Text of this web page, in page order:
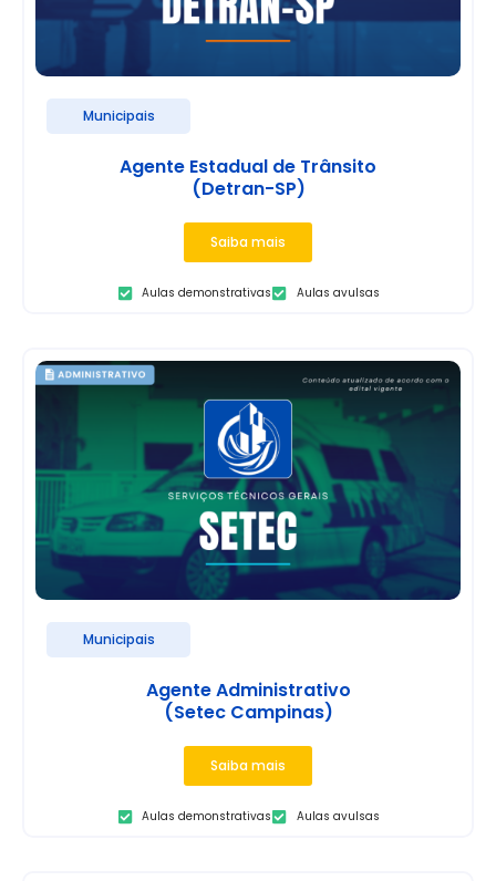
Municipais
Agente Estadual de Trânsito
(Detran-SP)
Saiba mais
Aulas demonstrativas Aulas avulsas
Municipais
Agente Administrativo
(Setec Campinas)
Saiba mais
Aulas demonstrativas Aulas avulsas